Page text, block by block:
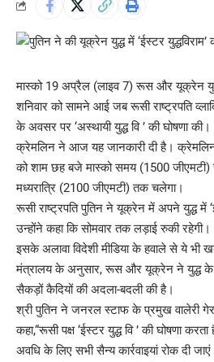
मास्को 19 अप्रैल (लाइव 7) रूस और यूक्रेन
शनिवार को सामने आई जब रूसी राष्ट्रपति
के अवसर पर ‘अस्थायी युद्ध वि ’ की घोषणा की।
क्रेमलिन ने आज यह जानकारी दी है।
को शाम छह बजे मास्को समय (1500 जीएमटी)
मध्यरात्रि (2100 जीएमटी) तक चलेगा।
रूसी राष्ट्रपति पुतिन ने यूक्रेन में अपने युद्ध में
उन्होंने कहा कि सोमवार तक लड़ाई रुकी रहेगी।
इसके अलावा विदेशी मीडिया के हवाले से ये भी
मंत्रालय के अनुसार, रूस और यूक्रेन ने युद्ध
सैकड़ों कैदियों की अदला-बदली की है।
श्री पुतिन ने जनरल स्टाफ के प्रमुख वालेरी
कहा,“रूसी पक्ष ‘ईस्टर युद्ध वि ’ की घोषणा
अवधि के लिए सभी सैन्य कार्रवाइयां रोक दी